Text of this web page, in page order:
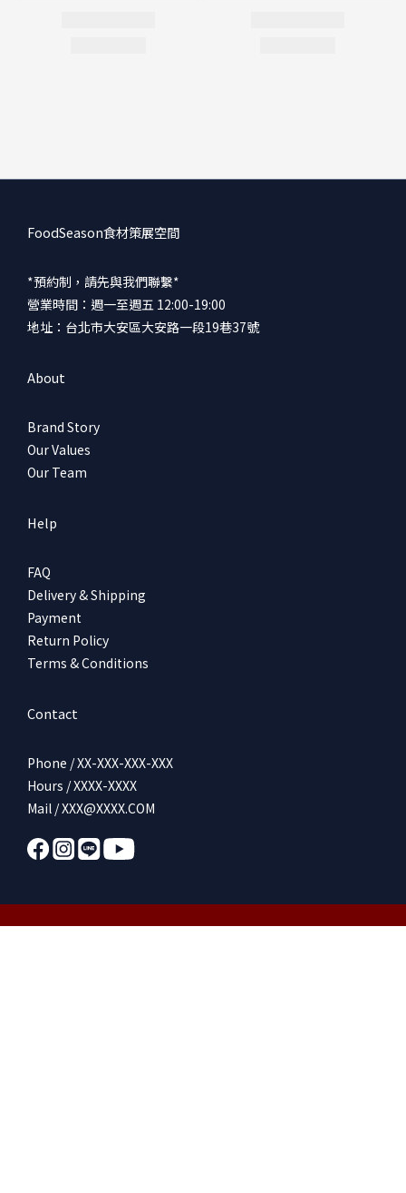
FoodSeason食材策展空間
*預約制，請先與我們聯繫*
營業時間：週一至週五 12:00-19:00
地址：台北市大安區大安路一段19巷37號
About
Brand Story
Our Values
Our Team
Help
FAQ
Delivery & Shipping
Payment
Return Policy
Terms & Conditions
Contact
Phone / XX-XXX-XXX-XXX
Hours / XXXX-XXXX
Mail / XXX@XXXX.COM